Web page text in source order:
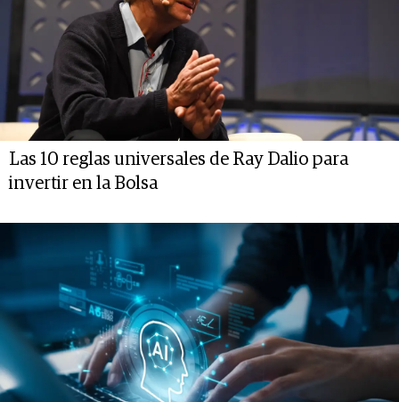
Las 10 reglas universales de Ray Dalio para
invertir en la Bolsa